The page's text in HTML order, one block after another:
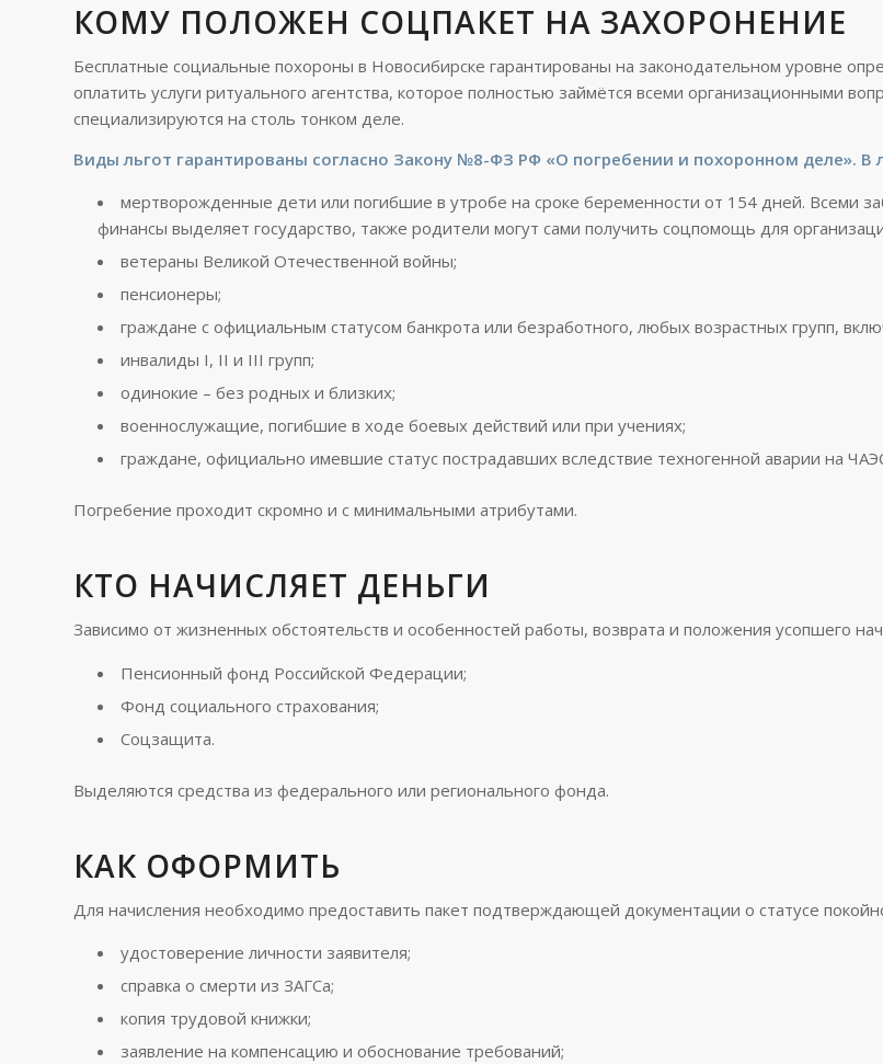
КОМУ ПОЛОЖЕН СОЦПАКЕТ НА ЗАХОРОНЕНИЕ
Бесплатные социальные похороны в Новосибирске гарантированы на законодательном уровне
оплатить услуги ритуального агентства, которое полностью займётся всеми организационными
специализируются на столь тонком деле.
Виды льгот гарантированы согласно Закону №8-ФЗ РФ «О погребении и похоронном деле». В
мертворожденные дети или погибшие в утробе на сроке беременности от 154 дней. Всеми
финансы выделяет государство, также родители могут сами получить соцпомощь для
ветераны Великой Отечественной войны;
пенсионеры;
граждане с официальным статусом банкрота или безработного, любых возрастных групп,
инвалиды I, II и III групп;
одинокие – без родных и близких;
военнослужащие, погибшие в ходе боевых действий или при учениях;
граждане, официально имевшие статус пострадавших вследствие техногенной аварии на
Погребение проходит скромно и с минимальными атрибутами.
КТО НАЧИСЛЯЕТ ДЕНЬГИ
Зависимо от жизненных обстоятельств и особенностей работы, возврата и положения усопшего
Пенсионный фонд Российской Федерации;
Фонд социального страхования;
Соцзащита.
Выделяются средства из федерального или регионального фонда.
КАК ОФОРМИТЬ
Для начисления необходимо предоставить пакет подтверждающей документации о статусе
удостоверение личности заявителя;
справка о смерти из ЗАГСа;
копия трудовой книжки;
заявление на компенсацию и обоснование требований;